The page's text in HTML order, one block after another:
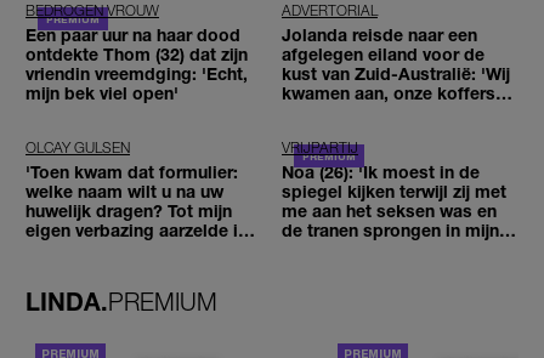
BEDROGEN VROUW
Een paar uur na haar dood
ontdekte Thom (32) dat zijn
vriendin vreemdging: 'Echt,
mijn bek viel open'
ADVERTORIAL
Jolanda reisde naar een
afgelegen eiland voor de
kust van Zuid-Australië: 'Wij
kwamen aan, onze koffers
OLCAY GULSEN
'Toen kwam dat formulier:
welke naam wilt u na uw
huwelijk dragen? Tot mijn
eigen verbazing aarzelde ik
VRIJPARTIJ
Noa (26): 'Ik moest in de
spiegel kijken terwijl zij met
me aan het seksen was en
de tranen sprongen in mijn
LINDA.PREMIUM